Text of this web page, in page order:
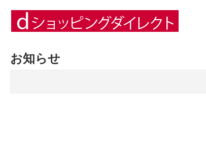
お知らせ